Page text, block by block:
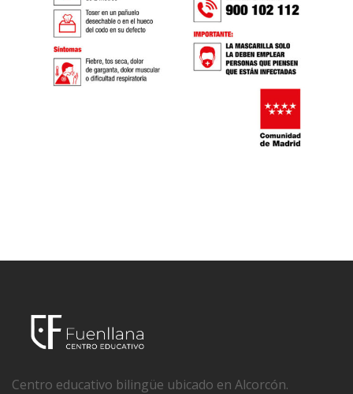
Centro educativo bilingüe ubicado en Alcorcón.